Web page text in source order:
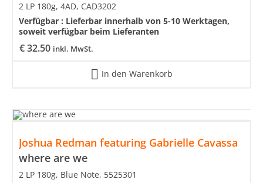
€32.50 inkl. MwSt.
2 LP 180g, 4AD, CAD3202
Verfügbar : Lieferbar innerhalb von 5-10 Werktagen,
soweit verfügbar beim Lieferanten
In den Warenkorb
Joshua Redman featuring Gabrielle Cavassa
where are we
2 LP 180g, Blue Note, 5525301